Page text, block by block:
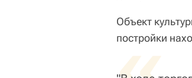
Объект
постройки